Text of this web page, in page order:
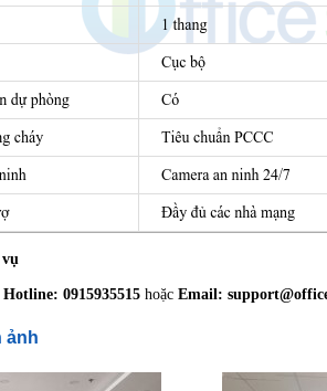
Hotline: 0915935515 hoặc Email:
ảnh